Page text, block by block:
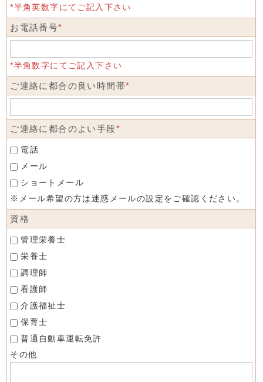
*半角英数字にてご記入下さい
お電話番号*
*半角数字にてご記入下さい
ご連絡に都合の良い時間帯*
ご連絡に都合のよい手段*
電話
メール
ショートメール
※メール希望の方は迷惑メールの設定をご確認ください。
資格
管理栄養士
栄養士
調理師
看護師
介護福祉士
保育士
普通自動車運転免許
その他